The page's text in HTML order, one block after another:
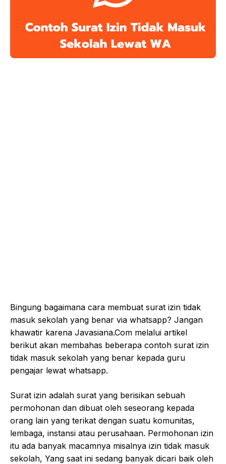
Bingung bagaimana cara membuat surat izin tidak
masuk sekolah yang benar via whatsapp? Jangan
khawatir karena Javasiana.Com melalui artikel
berikut akan membahas beberapa contoh surat izin
tidak masuk sekolah yang benar kepada guru
pengajar lewat whatsapp.
Surat izin adalah surat yang berisikan sebuah
permohonan dan dibuat oleh seseorang kepada
orang lain yang terikat dengan suatu komunitas,
lembaga, instansi atau perusahaan. Permohonan izin
itu ada banyak macamnya misalnya izin tidak masuk
sekolah, Yang saat ini sedang banyak dicari baik oleh